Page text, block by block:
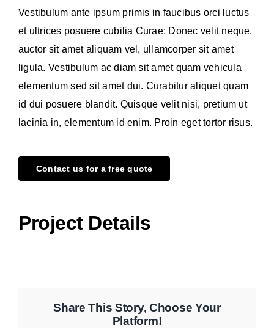
Vestibulum ante ipsum primis in faucibus orci luctus
et ultrices posuere cubilia Curae; Donec velit neque,
auctor sit amet aliquam vel, ullamcorper sit amet
ligula. Vestibulum ac diam sit amet quam vehicula
elementum sed sit amet dui. Curabitur aliquet quam
id dui posuere blandit. Quisque velit nisi, pretium ut
lacinia in, elementum id enim. Proin eget tortor risus.
Contact us for a free quote
Project Details
Share This Story, Choose Your
Platform!